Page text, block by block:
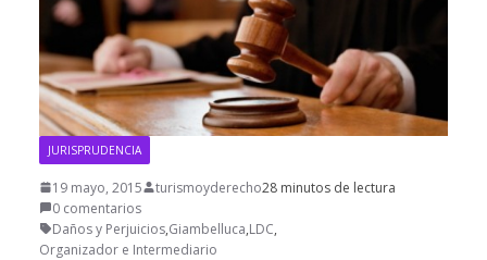
JURISPRUDENCIA
19 mayo, 2015 turismoyderecho28 minutos de lectura
0 comentarios
Daños y Perjuicios,Giambelluca,LDC,
Organizador e Intermediario